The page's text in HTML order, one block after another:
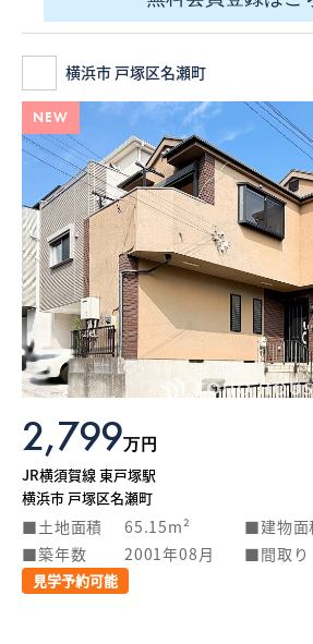
横浜市 戸塚区名瀬町
NEW
2,799万円
JR横須賀線 東戸塚駅
横浜市 戸塚区名瀬町
土地面積 65.15m² 建物面
築年数
2001年08月 間取り
見学予約可能